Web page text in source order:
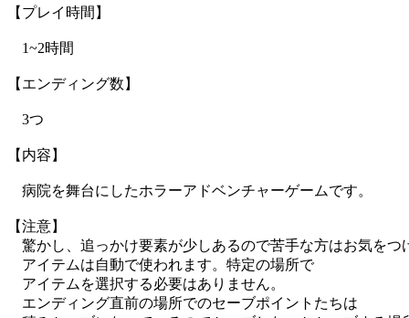
【プレイ時間】
1~2時間
【エンディング数】
3つ
【内容】
病院を舞台にしたホラーアドベンチャーゲームです。
【注意】
驚かし、追っかけ要素が少しあるので苦手な方はお気をつ
アイテムは自動で使われます。特定の場所で
アイテムを選択する必要はありません。
エンディング直前の場所でのセーブポイントたちは